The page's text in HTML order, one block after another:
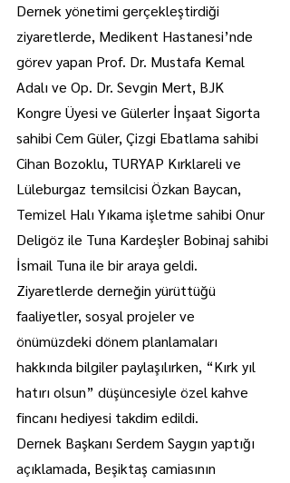
Dernek yönetimi gerçekleştirdiği
ziyaretlerde, Medikent Hastanesi’nde
görev yapan Prof. Dr. Mustafa Kemal
Adalı ve Op. Dr. Sevgin Mert, BJK
Kongre Üyesi ve Gülerler İnşaat Sigorta
sahibi Cem Güler, Çizgi Ebatlama sahibi
Cihan Bozoklu, TURYAP Kırklareli ve
Lüleburgaz temsilcisi Özkan Baycan,
Temizel Halı Yıkama işletme sahibi Onur
Deligöz ile Tuna Kardeşler Bobinaj sahibi
İsmail Tuna ile bir araya geldi.
Ziyaretlerde derneğin yürüttüğü
faaliyetler, sosyal projeler ve
önümüzdeki dönem planlamaları
hakkında bilgiler paylaşılırken, “Kırk yıl
hatırı olsun” düşüncesiyle özel kahve
fincanı hediyesi takdim edildi.
Dernek Başkanı Serdem Saygın yaptığı
açıklamada, Beşiktaş camiasının